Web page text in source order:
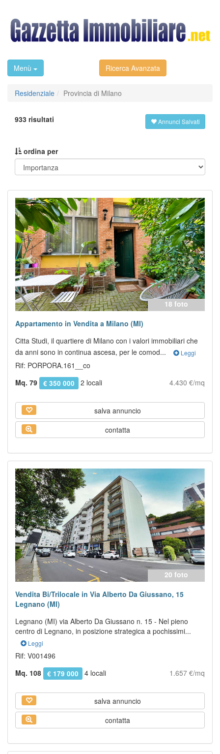
Menù Ricerca Avanzata
Residenziale Provincia di Milano
933 risultati Annunci Salvati
ordina per
18 foto
Previous Next
Appartamento in Vendita a Milano (MI)
Citta Studi, il quartiere di Milano con i valori immobiliari che
da anni sono in continua ascesa, per le comod...
Leggi
Rif: PORPORA.161__co
Mq. 79
€ 350 000 2 locali 4.430 €/mq
salva annuncio
contatta
20 foto
Previous Next
Vendita Bi/Trilocale in Via Alberto Da Giussano, 15
Legnano (MI)
Legnano (MI) via Alberto Da Giussano n. 15 - Nel pieno
centro di Legnano, in posizione strategica a pochissimi...
Leggi
Rif: V001496
Mq. 108
€ 179 000 4 locali 1.657 €/mq
salva annuncio
contatta